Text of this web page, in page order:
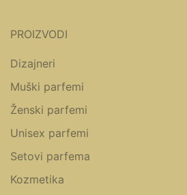
PROIZVODI
Dizajneri
Muški parfemi
Ženski parfemi
Unisex parfemi
Setovi parfema
Kozmetika